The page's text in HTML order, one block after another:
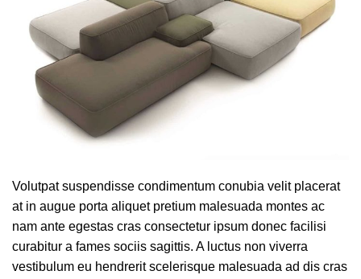
Volutpat suspendisse condimentum conubia velit placerat
at in augue porta aliquet pretium malesuada montes ac
nam ante egestas cras consectetur ipsum donec facilisi
curabitur a fames sociis sagittis. A luctus non viverra
vestibulum eu hendrerit scelerisque malesuada ad dis cras